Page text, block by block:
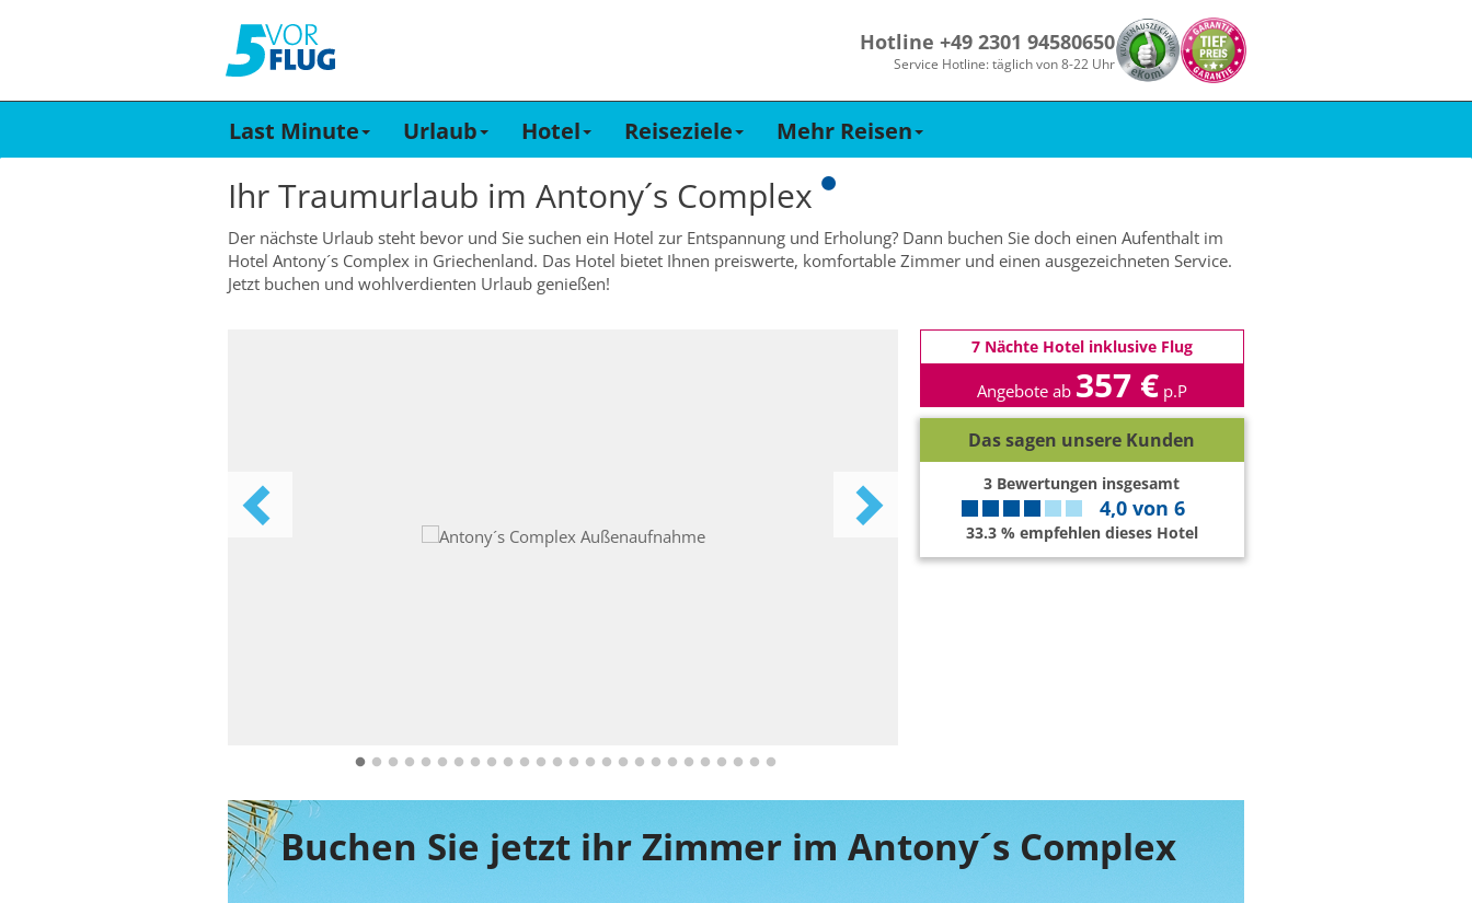
Hotline +49 2301 94580650
Service Hotline: täglich von 8-22 Uhr
Last Minute Urlaub Hotel Reiseziele Mehr Reisen
Ihr Traumurlaub im Antony´s Complex
Der nächste Urlaub steht bevor und Sie suchen ein Hotel zur Entspannung und Erholung? Dann buchen Sie doch einen Aufenthalt im
Hotel Antony´s Complex in Griechenland. Das Hotel bietet Ihnen preiswerte, komfortable Zimmer und einen ausgezeichneten Service.
Jetzt buchen und wohlverdienten Urlaub genießen!
7 Nächte Hotel inklusive Flug
Angebote ab 357 € p.P
Das sagen unsere Kunden
3 Bewertungen insgesamt
4,0von 6
33.3 % empfehlen dieses Hotel
Buchen Sie jetzt ihr Zimmer im Antony´s Complex